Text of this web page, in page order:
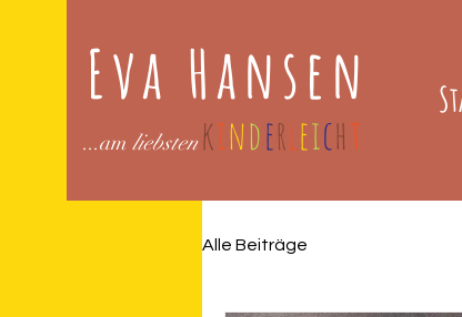
Eva Hansen
...am liebsten kinderleicht
Alle Beiträge